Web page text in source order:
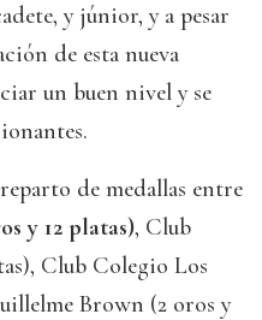
y júnior, y a pesar
de esta nueva
un buen nivel y se
de medallas entre
y 12 platas), Club
Club Colegio Los
Brown (2 oros y